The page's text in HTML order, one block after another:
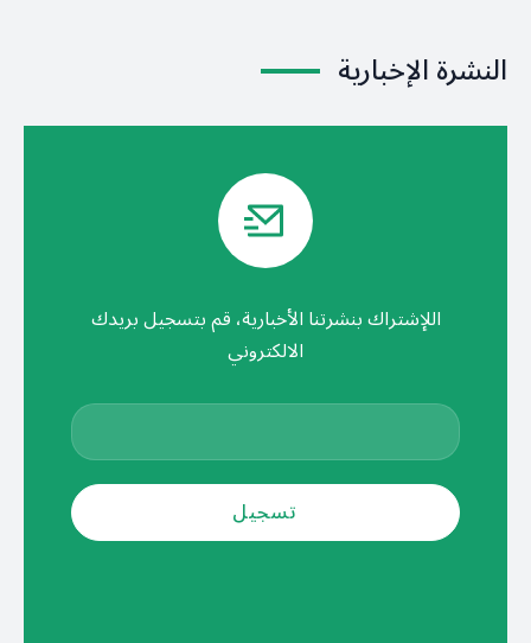
النشرة الإخبارية
اللإشتراك بنشرتنا الأخبارية، قم بتسجيل بريدك
الالكتروني